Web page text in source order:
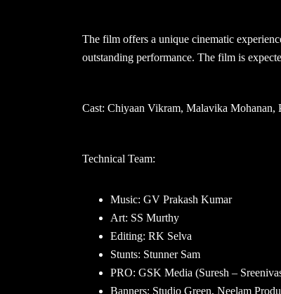
The film offers a unique cinematic
outstanding performance. The film is
Cast: Chiyaan Vikram, Malavika Mohanan,
Technical Team:
Music: GV Prakash Kumar
Art: SS Murthy
Editing: RK Selva
Stunts: Stunner Sam
PRO: GSK Media (Suresh –
Banners: Studio Green, Neelam